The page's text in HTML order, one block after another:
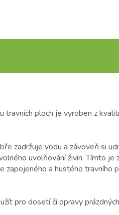
travních ploch je vyroben z
zadržuje vodu a závoveň si
uvolňování živin. Tímto
zapojeného a hustého travního
pro dosetí či opravy